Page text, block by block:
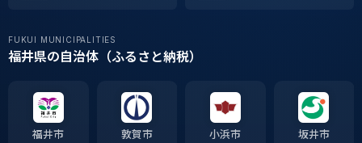
FUKUI MUNICIPALITIES
福井県の自治体（ふるさと納税）
福井市 敦賀市 小浜市 坂井市